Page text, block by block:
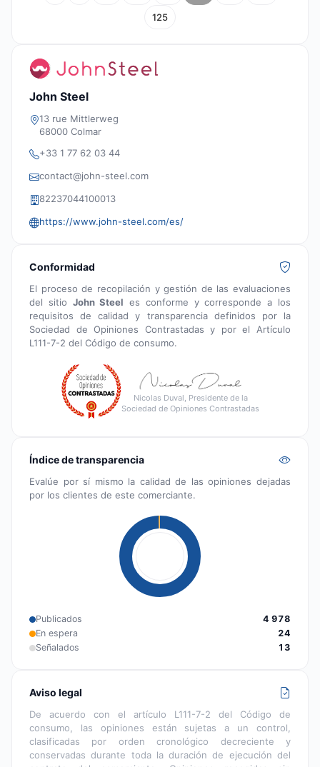
125
John Steel
13 rue Mittlerweg
68000 Colmar
+33 1 77 62 03 44
contact@john-steel.com
82237044100013
https://www.john-steel.com/es/
Conformidad
El proceso de recopilación y gestión de las evaluaciones
del sitio John Steel es conforme y corresponde a los
requisitos de calidad y transparencia definidos por la
Sociedad de Opiniones Contrastadas y por el Artículo
L111-7-2 del Código de consumo.
Nicolas Duval, Presidente de la
Sociedad de Opiniones Contrastadas
Índice de transparencia
Evalúe por sí mismo la calidad de las opiniones dejadas
por los clientes de este comerciante.
Publicados
4 978
En espera
24
Señalados
13
Aviso legal
De acuerdo con el artículo L111-7-2 del Código de
consumo, las opiniones están sujetas a un control,
clasificadas por orden cronológico decreciente y
conservadas durante toda la duración de ejecución del